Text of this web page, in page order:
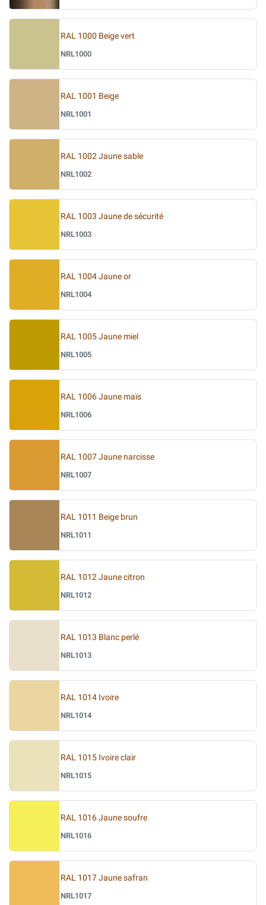
RAL 1000 Beige vert
NRL1000
RAL 1001 Beige
NRL1001
RAL 1002 Jaune sable
NRL1002
RAL 1003 Jaune de sécurité
NRL1003
RAL 1004 Jaune or
NRL1004
RAL 1005 Jaune miel
NRL1005
RAL 1006 Jaune maïs
NRL1006
RAL 1007 Jaune narcisse
NRL1007
RAL 1011 Beige brun
NRL1011
RAL 1012 Jaune citron
NRL1012
RAL 1013 Blanc perlé
NRL1013
RAL 1014 Ivoire
NRL1014
RAL 1015 Ivoire clair
NRL1015
RAL 1016 Jaune soufre
NRL1016
RAL 1017 Jaune safran
NRL1017